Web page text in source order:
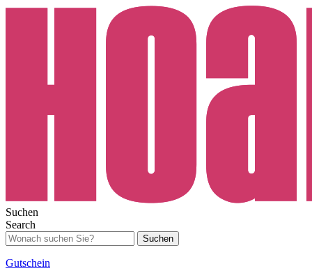
Suchen
Search
Suchen
Gutschein